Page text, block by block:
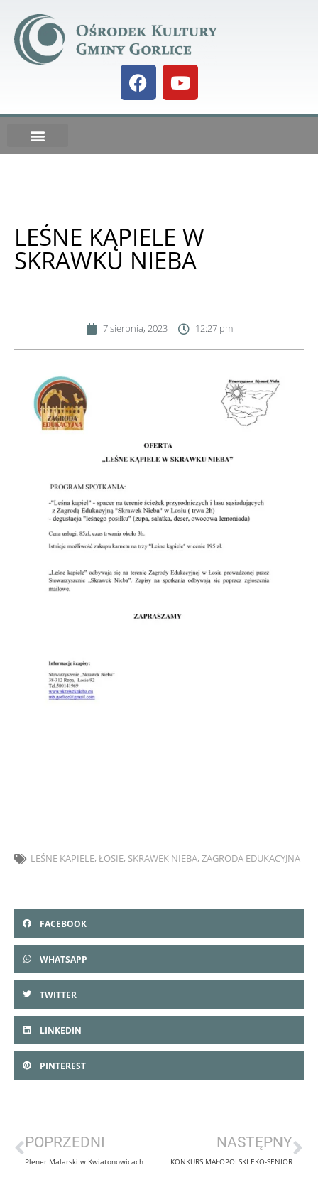
LEŚNE KĄPIELE W
SKRAWKU NIEBA
7 sierpnia, 2023 12:27 pm
LEŚNE KAPIELE, ŁOSIE, SKRAWEK NIEBA, ZAGRODA EDUKACYJNA
FACEBOOK
WHATSAPP
TWITTER
LINKEDIN
PINTEREST
POPRZEDNI
Plener Malarski w Kwiatonowicach
NASTĘPNY
KONKURS MAŁOPOLSKI EKO-SENIOR